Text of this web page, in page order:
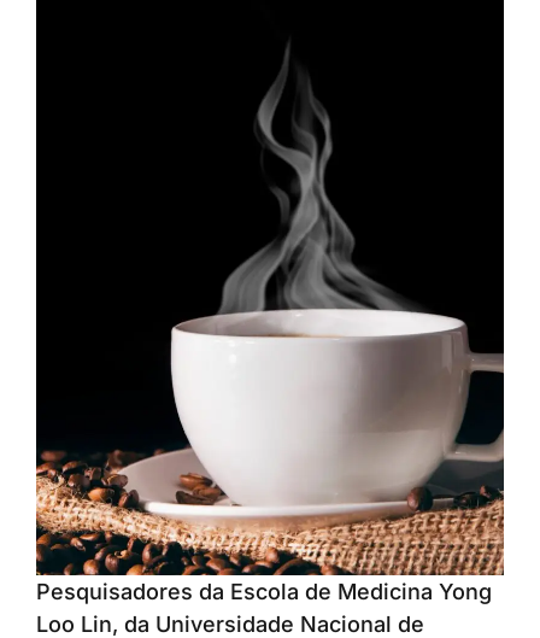
Pesquisadores da Escola de Medicina Yong
Loo Lin, da Universidade Nacional de